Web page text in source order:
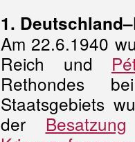
1.
Am 22.6.1940
Reich und
Rethondes
Staatsgebiets
der Besatzung